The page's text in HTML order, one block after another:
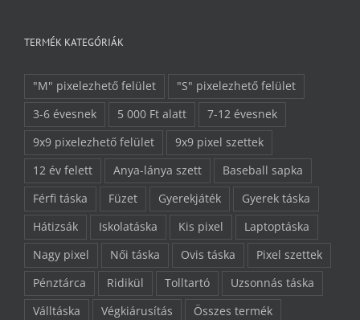
TERMÉK KATEGÓRIÁK
"M" pixelezhető felület
"S" pixelezhető felület
3-6 évesnek
5 000 Ft alatt
7-12 évesnek
9x9 pixelezhető felület
9x9 pixel szettek
12 év felett
Anya-lánya szett
Baseball sapka
Férfi táska
Füzet Gyerekjáték
Gyerek táska
Hátizsák
Iskolatáska Kis pixel
Laptoptáska
Nagy pixel
Női táska Ovis táska
Pixel szettek
Pénztárca
Ridikül Tolltartó
Uzsonnás táska
Válltáska
Végkiárusítás
Összes termék